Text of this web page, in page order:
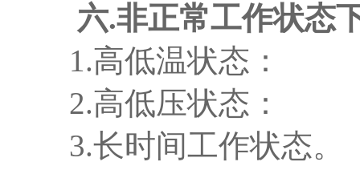
六.非正常工作状态
1.高低温状态：
2.高低压状态：
3.长时间工作状态。